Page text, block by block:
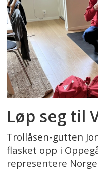
Løp seg til
Trollåsen-gutten
flasket opp i
representere Norge